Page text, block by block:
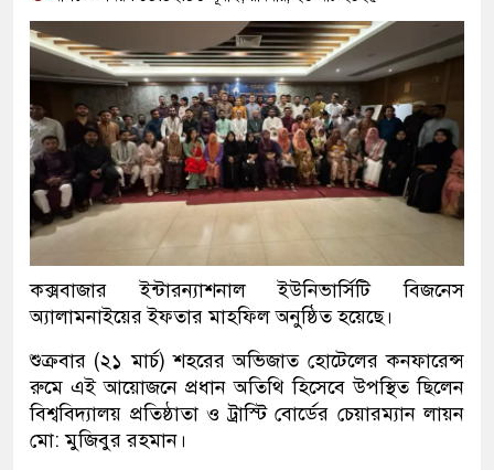
কক্সবাজার ইন্টারন্যাশনাল ইউনিভার্সিটি বিজনেস
অ্যালামনাইয়ের ইফতার মাহফিল অনুষ্ঠিত হয়েছে।
শুক্রবার (২১ মার্চ) শহরের অভিজাত হোটেলের কনফারেন্স
রুমে এই আয়োজনে প্রধান অতিথি হিসেবে উপস্থিত ছিলেন
বিশ্ববিদ্যালয় প্রতিষ্ঠাতা ও ট্রাস্টি বোর্ডের চেয়ারম্যান লায়ন
মো: মুজিবুর রহমান।